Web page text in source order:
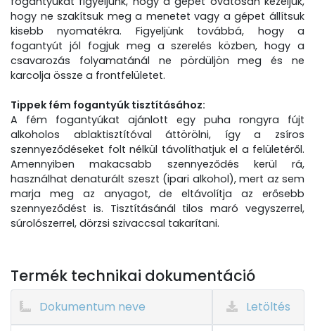
hogy ne szakítsuk meg a menetet vagy a gépet állítsuk
kisebb nyomatékra. Figyeljünk továbbá, hogy a
fogantyút jól fogjuk meg a szerelés közben, hogy a
csavarozás folyamatánál ne pördüljön meg és ne
karcolja össze a frontfelületet.
Tippek fém fogantyúk tisztításához:
A fém fogantyúkat ajánlott egy puha rongyra fújt
alkoholos ablaktisztítóval áttörölni, így a zsíros
szennyeződéseket folt nélkül távolíthatjuk el a felületéről.
Amennyiben makacsabb szennyeződés kerül rá,
használhat denaturált szeszt (ipari alkohol), mert az sem
marja meg az anyagot, de eltávolítja az erősebb
szennyeződést is. Tisztításánál tilos maró vegyszerrel,
súrolószerrel, dörzsi szivaccsal takarítani.
Termék technikai dokumentáció
Dokumentum neve Letöltés